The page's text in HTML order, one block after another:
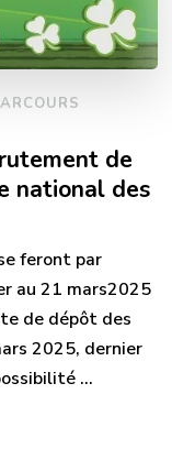
de
national des
feront par
au 21 mars2025
de dépôt des
2025, dernier
…